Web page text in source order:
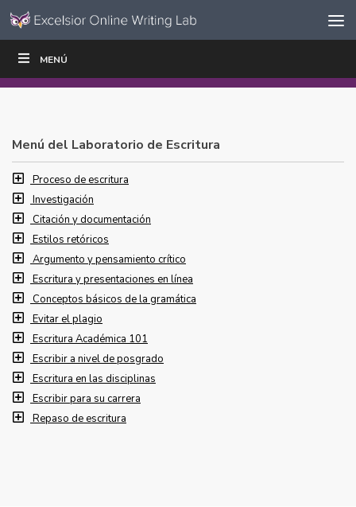
Ir al contenido
navegación
MENÚ
ESCRIBIR
Menú del Laboratorio de Escritura
Proceso de escritura
Investigación
Citación y documentación
Estilos retóricos
Argumento y pensamiento crítico
Escritura y presentaciones en línea
Conceptos básicos de la gramática
Evitar el plagio
Escritura Académica 101
Escribir a nivel de posgrado
Escritura en las disciplinas
Escribir para su carrera
Repaso de escritura